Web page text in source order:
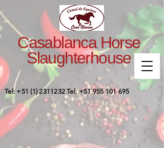
Casablanca Horse
Slaughterhouse
Tel: +51 (1) 2311232 Tel:+51 955 101 695